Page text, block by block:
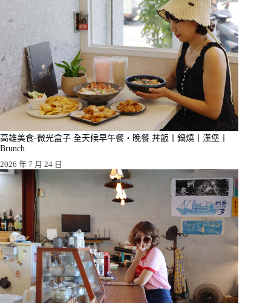
高雄美食-微光盒子 全天候早午餐・晚餐 丼飯丨鍋燒丨漢堡丨
Brunch
2026 年 7 月 24 日